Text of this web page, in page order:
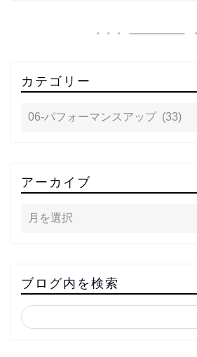
カテゴリー
アーカイブ
ブログ内を検索